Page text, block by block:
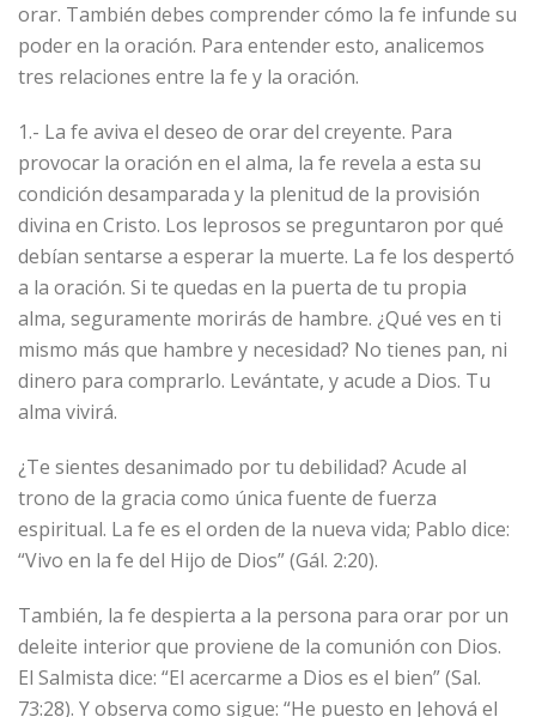
orar. También debes comprender cómo la fe infunde su
poder en la oración. Para entender esto, analicemos
tres relaciones entre la fe y la oración.
1.- La fe aviva el deseo de orar del creyente. Para
provocar la oración en el alma, la fe revela a esta su
condición desamparada y la plenitud de la provisión
divina en Cristo. Los leprosos se preguntaron por qué
debían sentarse a esperar la muerte. La fe los despertó
a la oración. Si te quedas en la puerta de tu propia
alma, seguramente morirás de hambre. ¿Qué ves en ti
mismo más que hambre y necesidad? No tienes pan, ni
dinero para comprarlo. Levántate, y acude a Dios. Tu
alma vivirá.
¿Te sientes desanimado por tu debilidad? Acude al
trono de la gracia como única fuente de fuerza
espiritual. La fe es el orden de la nueva vida; Pablo dice:
“Vivo en la fe del Hijo de Dios” (Gál. 2:20).
También, la fe despierta a la persona para orar por un
deleite interior que proviene de la comunión con Dios.
El Salmista dice: “El acercarme a Dios es el bien” (Sal.
73:28). Y observa como sigue: “He puesto en Jehová el